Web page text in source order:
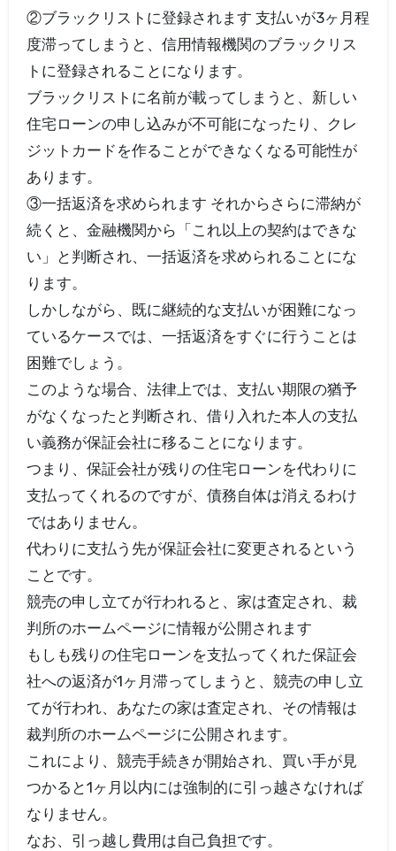
②ブラックリストに登録されます 支払いが3ヶ月程
度滞ってしまうと、信用情報機関のブラックリス
トに登録されることになります。
ブラックリストに名前が載ってしまうと、新しい
住宅ローンの申し込みが不可能になったり、クレ
ジットカードを作ることができなくなる可能性が
あります。
③一括返済を求められます それからさらに滞納が
続くと、金融機関から「これ以上の契約はできな
い」と判断され、一括返済を求められることにな
ります。
しかしながら、既に継続的な支払いが困難になっ
ているケースでは、一括返済をすぐに行うことは
困難でしょう。
このような場合、法律上では、支払い期限の猶予
がなくなったと判断され、借り入れた本人の支払
い義務が保証会社に移ることになります。
つまり、保証会社が残りの住宅ローンを代わりに
支払ってくれるのですが、債務自体は消えるわけ
ではありません。
代わりに支払う先が保証会社に変更されるという
ことです。
競売の申し立てが行われると、家は査定され、裁
判所のホームページに情報が公開されます
もしも残りの住宅ローンを支払ってくれた保証会
社への返済が1ヶ月滞ってしまうと、競売の申し立
てが行われ、あなたの家は査定され、その情報は
裁判所のホームページに公開されます。
これにより、競売手続きが開始され、買い手が見
つかると1ヶ月以内には強制的に引っ越さなければ
なりません。
なお、引っ越し費用は自己負担です。